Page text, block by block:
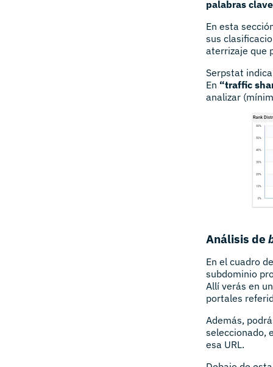
palabras clave
En esta
sus
aterrizaje que
Serpstat
En “traffic
analizar
Análisis de
En el cuadro
subdominio
Allí verás en
portales
Además,
seleccionado,
esa URL.